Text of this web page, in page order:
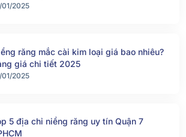
01/2025
răng mắc cài kim loại giá bao nhiêu?
giá chi tiết 2025
01/2025
5 địa chỉ niềng răng uy tín Quận 7